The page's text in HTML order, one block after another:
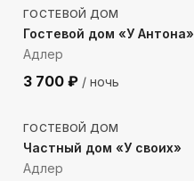
ГОСТЕВОЙ ДОМ
Гостевой дом «У Антона»
Адлер
3 700 ₽ / ночь
422м до моря
ГОСТЕВОЙ ДОМ
Частный дом «У своих»
Адлер